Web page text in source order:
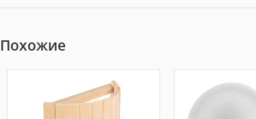
Похожие